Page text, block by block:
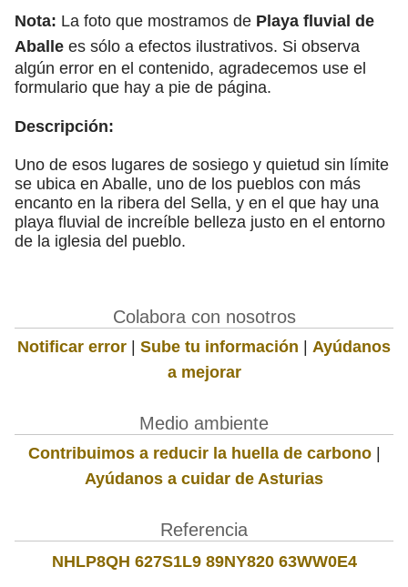
Nota: La foto que mostramos de Playa fluvial de
Aballe es sólo a efectos ilustrativos. Si observa
algún error en el contenido, agradecemos use el
formulario que hay a pie de página.
Descripción:
Uno de esos lugares de sosiego y quietud sin límite
se ubica en Aballe, uno de los pueblos con más
encanto en la ribera del Sella, y en el que hay una
playa fluvial de increíble belleza justo en el entorno
de la iglesia del pueblo.
Colabora con nosotros
Notificar error | Sube tu información | Ayúdanos
a mejorar
Medio ambiente
Contribuimos a reducir la huella de carbono|
Ayúdanos a cuidar de Asturias
Referencia
NHLP8QH 627S1L9 89NY820 63WW0E4